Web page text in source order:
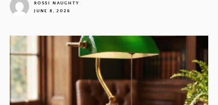
ROSSI NAUGHTY
JUNE 8, 2026